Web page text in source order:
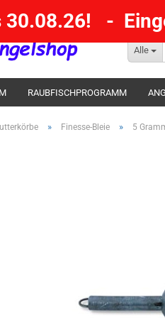
Alle
30.08.26! -
RAUBFISCHPROGRAMM
GAFF POSEN SBIRULINOS
» Finesse-Bleie » 5